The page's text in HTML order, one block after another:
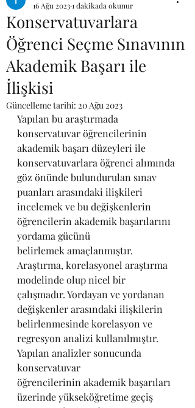
Konservatuvarlara
Öğrenci Seçme Sınavının
Akademik Başarı ile
İlişkisi
16 Ağu 20231 dakikada okunur
Güncelleme tarihi: 20 Ağu 2023
Yapılan bu araştırmada
konservatuvar öğrencilerinin
akademik başarı düzeyleri ile
konservatuvarlara öğrenci alımında
göz önünde bulundurulan sınav
puanları arasındaki ilişkileri
incelemek ve bu değişkenlerin
öğrencilerin akademik başarılarını
yordama gücünü
belirlemek amaçlanmıştır.
Araştırma, korelasyonel araştırma
modelinde olup nicel bir
çalışmadır. Yordayan ve yordanan
değişkenler arasındaki ilişkilerin
belirlenmesinde korelasyon ve
regresyon analizi kullanılmıştır.
Yapılan analizler sonucunda
konservatuvar
öğrencilerinin akademik başarıları
üzerinde yükseköğretime geçiş